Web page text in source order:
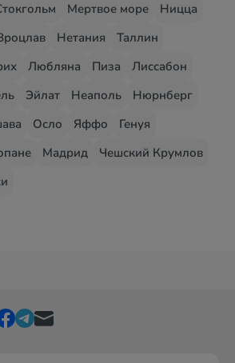
Мертвое море
Ницца
Нетания
Таллин
Любляна Пиза
Лиссабон
Эйлат Неаполь
Нюрнберг
Осло Яффо
Генуя
Мадрид
Чешский Крумлов